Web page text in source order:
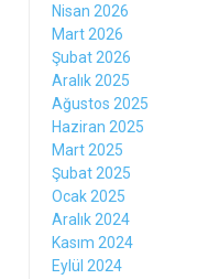
Nisan 2026
Mart 2026
Şubat 2026
Aralık 2025
Ağustos 2025
Haziran 2025
Mart 2025
Şubat 2025
Ocak 2025
Aralık 2024
Kasım 2024
Eylül 2024